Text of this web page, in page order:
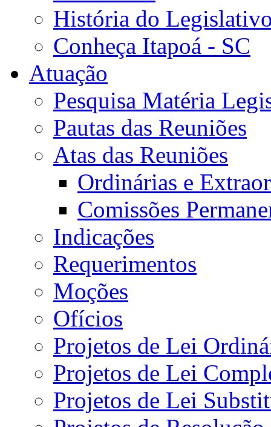
História do
Conheça Itapoá - SC
Atuação
Pesquisa Matéria
Pautas das Reuniões
Atas das Reuniões
Ordinárias e
Comissões
Indicações
Requerimentos
Moções
Ofícios
Projetos de Lei
Projetos de Lei
Projetos de Lei